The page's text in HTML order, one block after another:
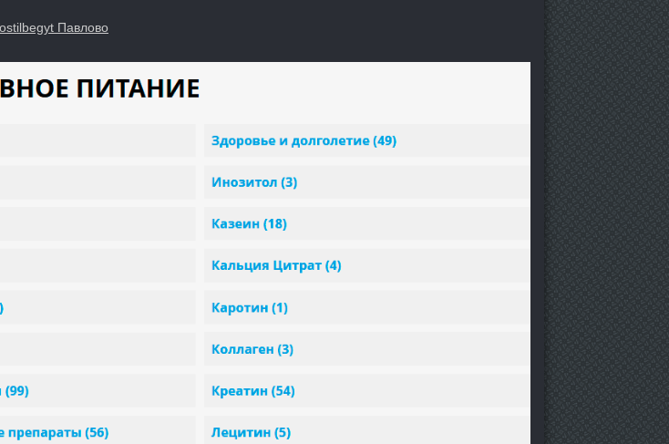
Павлово